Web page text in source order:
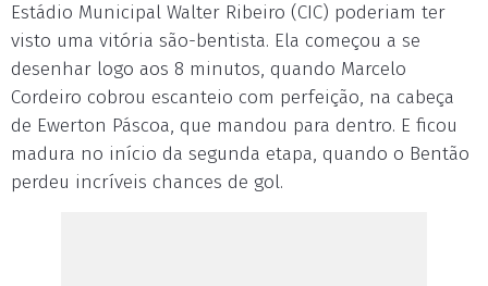
Estádio Municipal Walter Ribeiro (CIC) poderiam ter
visto uma vitória são-bentista. Ela começou a se
desenhar logo aos 8 minutos, quando Marcelo
Cordeiro cobrou escanteio com perfeição, na cabeça
de Ewerton Páscoa, que mandou para dentro. E ficou
madura no início da segunda etapa, quando o Bentão
perdeu incríveis chances de gol.